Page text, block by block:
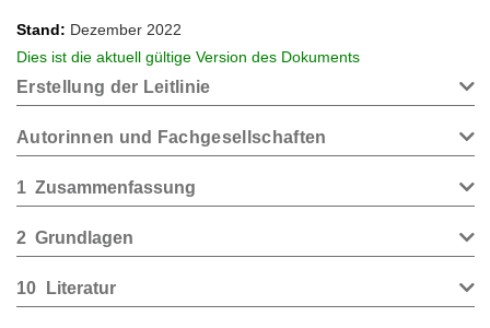
Stand
Dezember 2022
Dies ist die aktuell gültige Version des Dokuments
Erstellung der Leitlinie
Autorinnen und Fachgesellschaften
1 Zusammenfassung
2 Grundlagen
10 Literatur